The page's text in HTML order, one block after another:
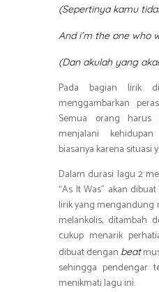
(Sepertinya kamu
And i’m the one who
(Dan akulah yang
Pada bagian lirik
menggambarkan
Semua orang
menjalani
biasanya karena situasi
Dalam durasi lagu 2
“As It Was” akan
lirik yang mengandung
melankolis, ditambah
cukup menarik
dibuat dengan beat
sehingga pendengar
menikmati lagu ini.